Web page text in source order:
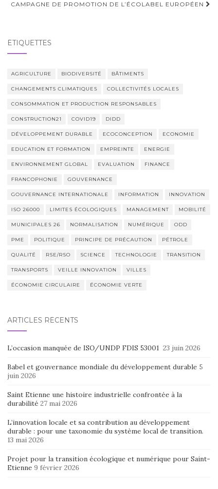
CAMPAGNE DE PROMOTION DE L’ÉCOLABEL EUROPÉEN
ÉTIQUETTES
AGRICULTURE BIODIVERSITÉ BÂTIMENTS
CHANGEMENTS CLIMATIQUES COLLECTIVITÉS LOCALES
CONSOMMATION ET PRODUCTION RESPONSABLES
CONSTRUCTION21 COVID19 DIDD
DÉVELOPPEMENT DURABLE ECOCONCEPTION ECONOMIE
EDUCATION ET FORMATION EMPREINTE ENERGIE
ENVIRONNEMENT GLOBAL EVALUATION FINANCE
FRANCOPHONIE GOUVERNANCE
GOUVERNANCE INTERNATIONALE INFORMATION INNOVATION
ISO 26000 LIMITES ÉCOLOGIQUES MANAGEMENT MOBILITÉ
MUNICIPALES 26 NORMALISATION NUMÉRIQUE ODD
PME POLITIQUE PRINCIPE DE PRÉCAUTION PÉTROLE
QUALITÉ RSE/RSO SCIENCE TECHNOLOGIE TRANSITION
TRANSPORTS VEILLE INNOVATION VILLES
ÉCONOMIE CIRCULAIRE ÉCONOMIE VERTE
ARTICLES RÉCENTS
L’occasion manquée de ISO/UNDP FDIS 53001 23 juin 2026
Babel et gouvernance mondiale du développement durable 5
juin 2026
Saint Etienne une histoire industrielle confrontée à la
durabilité 27 mai 2026
L’innovation locale et sa contribution au développement
durable : pour une taxonomie du système local de transition.
13 mai 2026
Projet pour la transition écologique et numérique pour Saint-
Etienne 9 février 2026